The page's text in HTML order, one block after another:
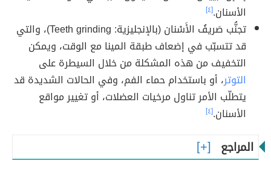
الأسنان.[٤]
تجنُّب صَريفُ الأَسْنان (بالإنجليزية: Teeth grinding)، والتي
قد تتسبّب في إضعاف طبقة المينا مع الوقت، ويمكن
التخفيف من هذه المشكلة من خلال السيطرة على
التوتر، أو باستخدام حماء الفم، وفي الحالات الشديدة قد
يتطلّب الأمر تناول مرخيات العضلات، أو تغيير مواقع
الأسنان.[٤]
المراجع